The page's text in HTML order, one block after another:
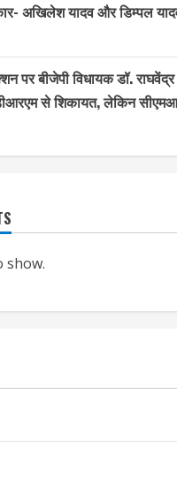
अखिलेश यादव और डिम्पल
पर बीजेपी विधायक डॉ. राघवेंद्र
से शिकायत, लेकिन
show.